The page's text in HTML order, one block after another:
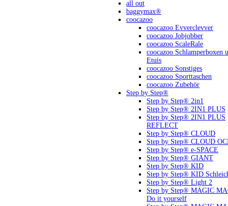
all out
baggymax®
coocazoo
coocazoo Evverclevver
coocazoo Jobjobber
coocazoo ScaleRale
coocazoo Schlamperboxen
Etuis
coocazoo Sonstiges
coocazoo Sporttaschen
coocazoo Zubehör
Step by Step®
Step by Step® 2in1
Step by Step® 2IN1 PLUS
Step by Step® 2IN1 PLUS
REFLECT
Step by Step® CLOUD
Step by Step® CLOUD
Step by Step® e-SPACE
Step by Step® GIANT
Step by Step® KID
Step by Step® KID
Step by Step® Light 2
Step by Step® MAGIC
Do it yourself